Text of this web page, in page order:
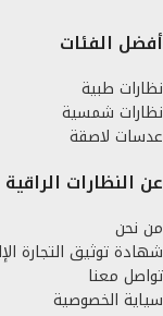
أفضل الفئات
نظارات طبية
نظارات شمسية
عدسات لاصقة
عن النظارات الراقية
من نحن
شهادة توثيق التجارة
تواصل معنا
سياية الخصوصية